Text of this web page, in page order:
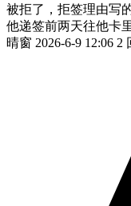
被拒了，拒签理由写
他递签前两天往他卡
晴窗 2026-6-9 12:06 2